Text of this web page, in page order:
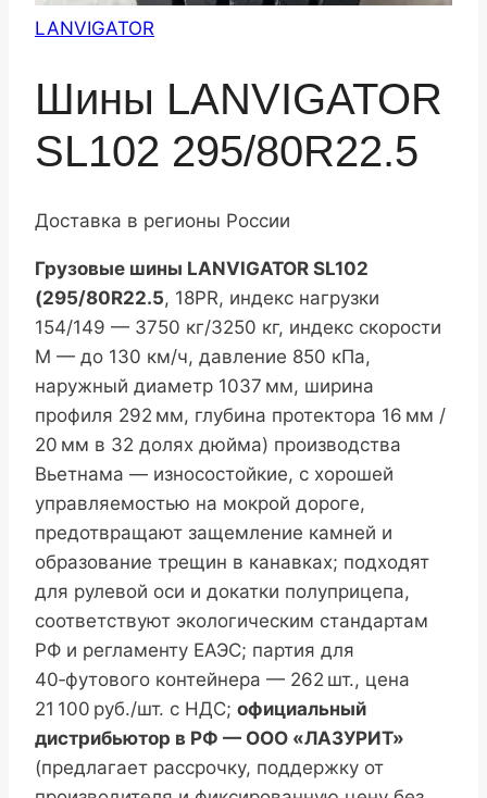
LANVIGATOR
Шины LANVIGATOR
SL102 295/80R22.5
Доставка в регионы России
Грузовые шины LANVIGATOR SL102
(295/80R22.5, 18PR, индекс нагрузки
154/149 — 3750 кг/3250 кг, индекс скорости
M — до 130 км/ч, давление 850 кПа,
наружный диаметр 1037 мм, ширина
профиля 292 мм, глубина протектора 16 мм /
20 мм в 32 долях дюйма) производства
Вьетнама — износостойкие, с хорошей
управляемостью на мокрой дороге,
предотвращают защемление камней и
образование трещин в канавках; подходят
для рулевой оси и докатки полуприцепа,
соответствуют экологическим стандартам
РФ и регламенту ЕАЭС; партия для
40‑футового контейнера — 262 шт., цена
21 100 руб./шт. с НДС; официальный
дистрибьютор в РФ — ООО «ЛАЗУРИТ»
(предлагает рассрочку, поддержку от